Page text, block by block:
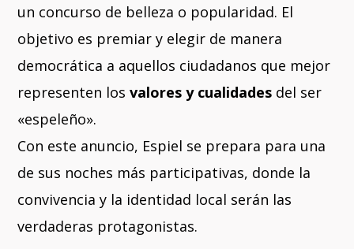
un concurso de belleza o popularidad. El
objetivo es premiar y elegir de manera
democrática a aquellos ciudadanos que mejor
representen losvalores y cualidades del ser
«espeleño».
Con este anuncio, Espiel se prepara para una
de sus noches más participativas, donde la
convivencia y la identidad local serán las
verdaderas protagonistas.